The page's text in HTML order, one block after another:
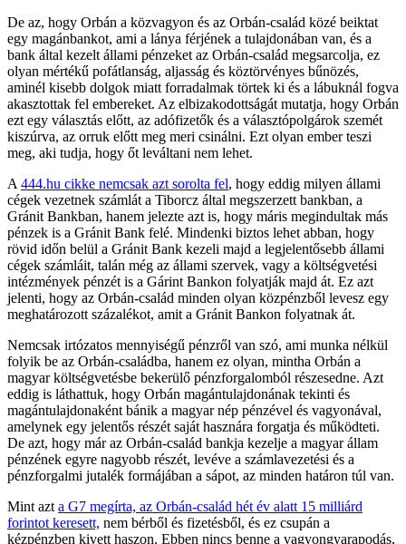
De az, hogy Orbán a közvagyon és az Orbán-család közé beiktat
egy magánbankot, ami a lánya férjének a tulajdonában van, és a
bank által kezelt állami pénzeket az Orbán-család megsarcolja, ez
olyan mértékű pofátlanság, aljasság és köztörvényes bűnözés,
aminél kisebb dolgok miatt forradalmak törtek ki és a lábuknál fogva
akasztottak fel embereket. Az elbizakodottságát mutatja, hogy Orbán
ezt egy választás előtt, az adófizetők és a választópolgárok szemét
kiszúrva, az orruk előtt meg meri csinálni. Ezt olyan ember teszi
meg, aki tudja, hogy őt leváltani nem lehet.
A 444.hu cikke nemcsak azt sorolta fel, hogy eddig milyen állami
cégek vezetnek számlát a Tiborcz által megszerzett bankban, a
Gránit Bankban, hanem jelezte azt is, hogy máris megindultak más
pénzek is a Gránit Bank felé. Mindenki biztos lehet abban, hogy
rövid időn belül a Gránit Bank kezeli majd a legjelentősebb állami
cégek számláit, talán még az állami szervek, vagy a költségvetési
intézmények pénzét is a Gárint Bankon folyatják majd át. Ez azt
jelenti, hogy az Orbán-család minden olyan közpénzből levesz egy
meghatározott százalékot, amit a Gránit Bankon folyatnak át.
Nemcsak irtózatos mennyiségű pénzről van szó, ami munka nélkül
folyik be az Orbán-családba, hanem ez olyan, mintha Orbán a
magyar költségvetésbe bekerülő pénzforgalomból részesedne. Azt
eddig is láthattuk, hogy Orbán magántulajdonának tekinti és
magántulajdonaként bánik a magyar nép pénzével és vagyonával,
amelynek egy jelentős részét saját hasznára forgatja és működteti.
De azt, hogy már az Orbán-család bankja kezelje a magyar állam
pénzének egyre nagyobb részét, levéve a számlavezetési és a
pénzforgalmi jutalék formájában a sápot, az minden határon túl van.
Mint azt a G7 megírta, az Orbán-család hét év alatt 15 milliárd
forintot keresett, nem bérből és fizetésből, és ez csupán a
kézpénzben kivett haszon. Ebben nincs benne a vagyongyarapodás,